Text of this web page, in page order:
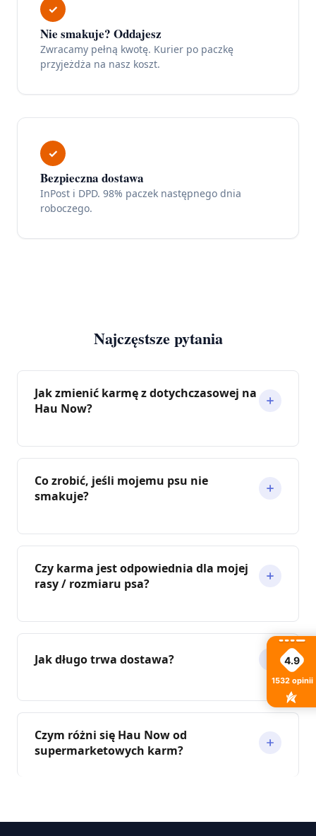
✓
Nie smakuje? Oddajesz
Zwracamy pełną kwotę. Kurier po paczkę
przyjeżdża na nasz koszt.
✓
Bezpieczna dostawa
InPost i DPD. 98% paczek następnego dnia
roboczego.
Najczęstsze pytania
Jak zmienić karmę z dotychczasowej na
Hau Now?
Co zrobić, jeśli mojemu psu nie
smakuje?
Czy karma jest odpowiednia dla mojej
rasy / rozmiaru psa?
Jak długo trwa dostawa?
Czym różni się Hau Now od
supermarketowych karm?
4.9
1532 opinii